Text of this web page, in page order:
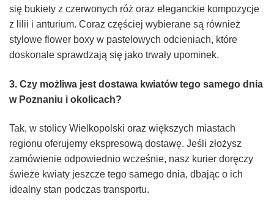
się bukiety z czerwonych róż oraz eleganckie kompozycje
z lilii i anturium. Coraz częściej wybierane są również
stylowe flower boxy w pastelowych odcieniach, które
doskonale sprawdzają się jako trwały upominek.
3. Czy możliwa jest dostawa kwiatów tego samego dnia
w Poznaniu i okolicach?
Tak, w stolicy Wielkopolski oraz większych miastach
regionu oferujemy ekspresową dostawę. Jeśli złożysz
zamówienie odpowiednio wcześnie, nasz kurier doręczy
świeże kwiaty jeszcze tego samego dnia, dbając o ich
idealny stan podczas transportu.